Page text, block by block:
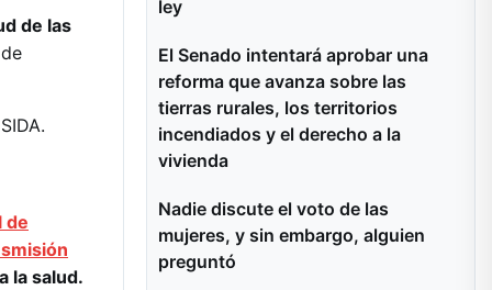
de las
de
la salud.
ley
El Senado intentará aprobar una
reforma que avanza sobre las
tierras rurales, los territorios
incendiados y el derecho a la
vivienda
Nadie discute el voto de las
mujeres, y sin embargo, alguien
preguntó